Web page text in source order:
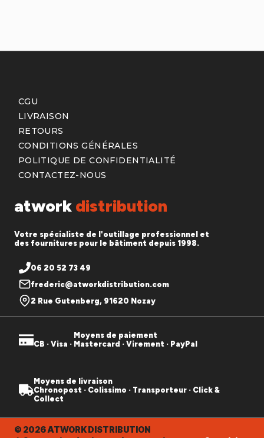
atwork distribution
Votre spécialiste de l'outillage professionnel et
des fournitures pour le bâtiment depuis 1998.
06 20 52 73 49
frederic@atworkdistribution.com
2 Rue Gutenberg, 91620 Nozay
CGU
LIVRAISON
RETOURS
CONDITIONS GÉNÉRALES
POLITIQUE DE CONFIDENTIALITÉ
CONTACTEZ-NOUS
Moyens de paiement
CB · Visa · Mastercard · Virement · PayPal
Moyens de livraison
Chronopost · Colissimo · Transporteur · Click &
Collect
© 2026 ATWORK DISTRIBUTION